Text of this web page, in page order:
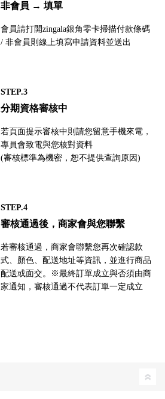
非會員 → 填單
會員請打開zingala銀角零卡掃描付款條碼
/ 非會員則線上填寫申請資料並送出
STEP.3
分期資格審核中
若頁面提示審核中則請您留意手機來電，
專員會致電與您核對資料
(審核標準為機密，恕不提供查詢原因)
STEP.4
審核通過後，商家會與您聯繫
若審核通過，商家會聯繫您再次確認款
式、顏色、配送地址等資訊，並進行商品
配送或面交。※最終訂單成立與否須由商
家通知，審核通過不代表訂單一定成立